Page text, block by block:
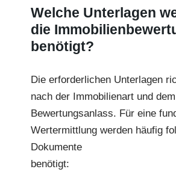
Welche Unterlagen
die
benötigt?
Die erforderlichen Unterlagen
nach der Immobilienart und dem
Bewertungsanlass. Für eine
Wertermittlung werden häufig
Dokumente
benötigt: